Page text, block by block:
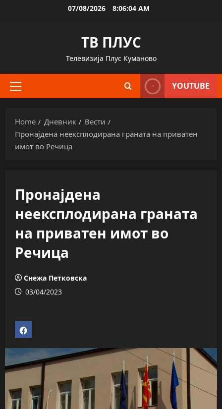
07/08/2026 8:06:05 AM
ТВ ПЛУС
Телевизија Плус Куманово
Primary
YOUTUBE
Home Дневник
Вести
Пронајдена неексплодирана граната на приватен
имот во Речица
Пронајдена
неексплодирана граната
на приватен имот во
Речица
Снежа Петковска
03/04/2023